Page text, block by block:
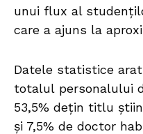
unui flux al
care a ajuns la
Datele statistice
totalul personalului
53,5% dețin titlu
și 7,5% de doctor